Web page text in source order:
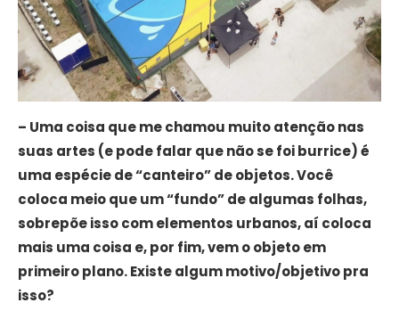
– Uma coisa que me chamou muito atenção nas
suas artes (e pode falar que não se foi burrice) é
uma espécie de “canteiro” de objetos. Você
coloca meio que um “fundo” de algumas folhas,
sobrepõe isso com elementos urbanos, aí coloca
mais uma coisa e, por fim, vem o objeto em
primeiro plano. Existe algum motivo/objetivo pra
isso?